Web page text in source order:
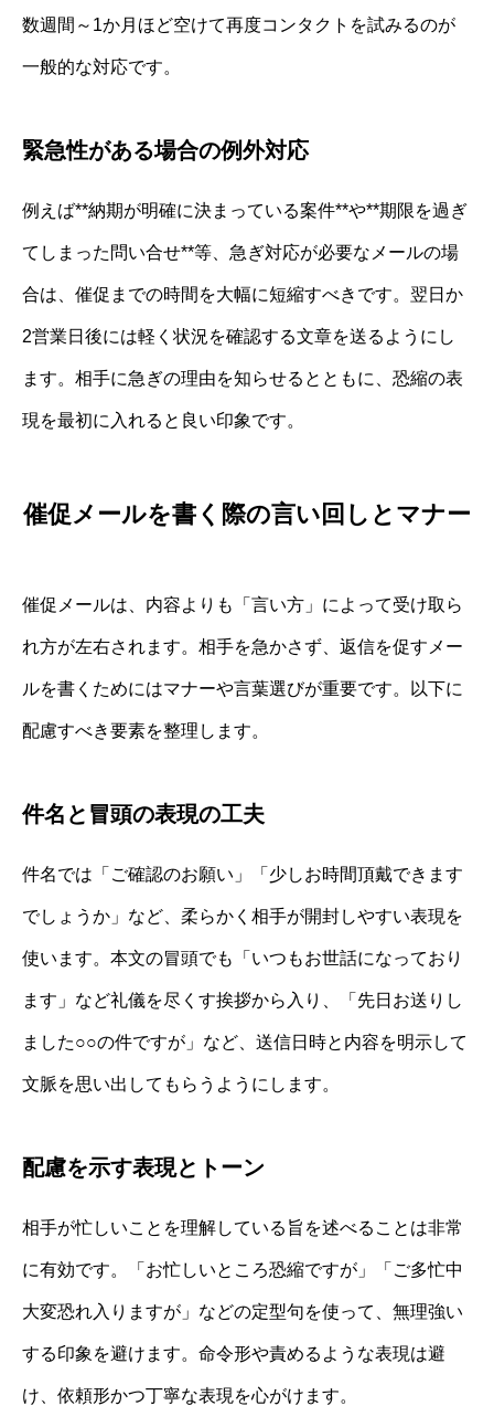
数週間～1か月ほど空けて再度コンタクトを試みるのが
一般的な対応です。
緊急性がある場合の例外対応
例えば**納期が明確に決まっている案件**や**期限を過ぎ
てしまった問い合せ**等、急ぎ対応が必要なメールの場
合は、催促までの時間を大幅に短縮すべきです。翌日か
2営業日後には軽く状況を確認する文章を送るようにし
ます。相手に急ぎの理由を知らせるとともに、恐縮の表
現を最初に入れると良い印象です。
催促メールを書く際の言い回しとマナー
催促メールは、内容よりも「言い方」によって受け取ら
れ方が左右されます。相手を急かさず、返信を促すメー
ルを書くためにはマナーや言葉選びが重要です。以下に
配慮すべき要素を整理します。
件名と冒頭の表現の工夫
件名では「ご確認のお願い」「少しお時間頂戴できます
でしょうか」など、柔らかく相手が開封しやすい表現を
使います。本文の冒頭でも「いつもお世話になっており
ます」など礼儀を尽くす挨拶から入り、「先日お送りし
ました○○の件ですが」など、送信日時と内容を明示して
文脈を思い出してもらうようにします。
配慮を示す表現とトーン
相手が忙しいことを理解している旨を述べることは非常
に有効です。「お忙しいところ恐縮ですが」「ご多忙中
大変恐れ入りますが」などの定型句を使って、無理強い
する印象を避けます。命令形や責めるような表現は避
け、依頼形かつ丁寧な表現を心がけます。